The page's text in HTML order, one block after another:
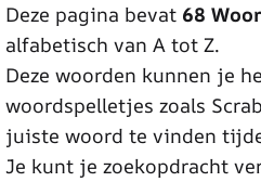
Deze pagina bevat 68
alfabetisch van A tot Z.
Deze woorden kunnen je
woordspelletjes zoals
juiste woord te vinden
Je kunt je zoekopdracht